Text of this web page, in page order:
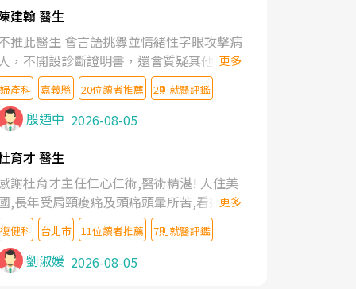
建翰 醫生
推此醫生 會言語挑釁並情緒性字眼攻擊病
，不開設診斷證明書，還會質疑其他醫生
判斷！
更多
婦產科 嘉義縣 20位讀者推薦 2則就醫評鑑
殷迺中 2026-08-05
育才 醫生
謝杜育才主任仁心仁術,醫術精湛! 人住美
,長年受肩頸痠痛及頭痛頭暈所苦,看遍名醫
授,做了各種檢查,也嘗試過西醫打針,中醫
灸及物理徒手治療都沒有用,後來連吃到嗎
類止痛藥都效果有限,只是壓症狀,沒多久就
起來,多年失眠嚴重影響生活品質. 台灣親
更多
復健科 台北市 11位讀者推薦 7則就醫評鑑
劉淑媛 2026-08-05